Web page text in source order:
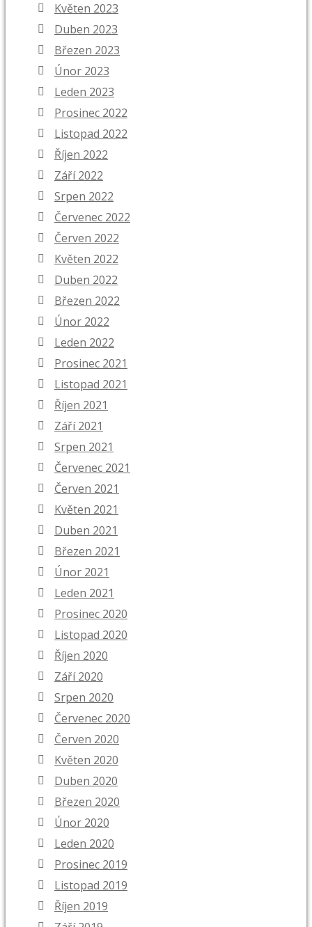
Květen 2023
Duben 2023
Březen 2023
Únor 2023
Leden 2023
Prosinec 2022
Listopad 2022
Říjen 2022
Září 2022
Srpen 2022
Červenec 2022
Červen 2022
Květen 2022
Duben 2022
Březen 2022
Únor 2022
Leden 2022
Prosinec 2021
Listopad 2021
Říjen 2021
Září 2021
Srpen 2021
Červenec 2021
Červen 2021
Květen 2021
Duben 2021
Březen 2021
Únor 2021
Leden 2021
Prosinec 2020
Listopad 2020
Říjen 2020
Září 2020
Srpen 2020
Červenec 2020
Červen 2020
Květen 2020
Duben 2020
Březen 2020
Únor 2020
Leden 2020
Prosinec 2019
Listopad 2019
Říjen 2019